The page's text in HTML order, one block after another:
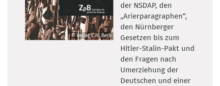
© Verlag C.H. Beck
der NSDAP, den
„Arierparagraphen“,
den Nürnberger
Gesetzen bis zum
Hitler-Stalin-Pakt und
den Fragen nach
Umerziehung der
Deutschen und einer